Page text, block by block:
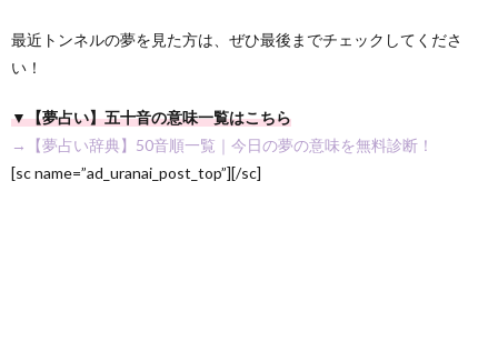
最近トンネルの夢を見た方は、ぜひ最後までチェックしてくださ
い！
▼【夢占い】五十音の意味一覧はこちら
→【夢占い辞典】50音順一覧｜今日の夢の意味を無料診断！
[sc name=”ad_uranai_post_top”][/sc]